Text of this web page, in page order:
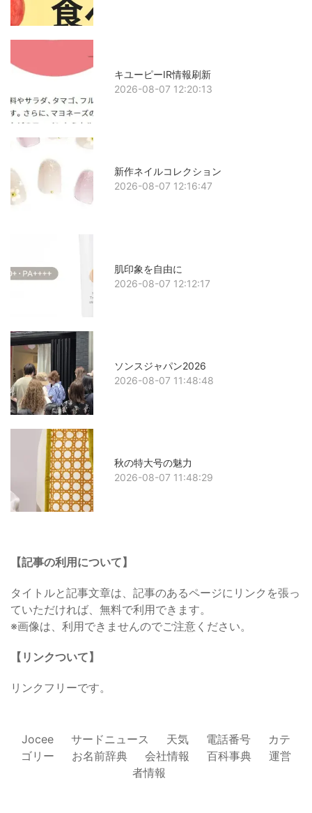
キユーピーIR情報刷新
2026-08-07 12:20:13
新作ネイルコレクション
2026-08-07 12:16:47
肌印象を自由に
2026-08-07 12:12:17
ソンスジャパン2026
2026-08-07 11:48:48
秋の特大号の魅力
2026-08-07 11:48:29
【記事の利用について】
タイトルと記事文章は、記事のあるページにリンクを張っ
ていただければ、無料で利用できます。
※画像は、利用できませんのでご注意ください。
【リンクついて】
リンクフリーです。
Jocee サードニュース 天気 電話番号
カテ
ゴリー
お名前辞典 会社情報 百科事典
運営
者情報